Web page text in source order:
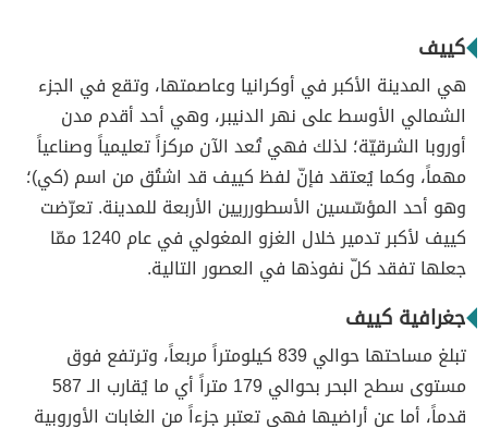
كييف
هي المدينة الأكبر في أوكرانيا وعاصمتها، وتقع في الجزء
الشمالي الأوسط على نهر الدنيبر، وهي أحد أقدم مدن
أوروبا الشرقيّة؛ لذلك فهي تُعد الآن مركزاً تعليمياً وصناعياً
مهماً، وكما يُعتقد فإنّ لفظ كييف قد اشتُق من اسم (كي)؛
وهو أحد المؤسّسين الأسطورريين الأربعة للمدينة. تعرّضت
كييف لأكبر تدمير خلال الغزو المغولي في عام 1240 ممّا
جعلها تفقد كلّ نفوذها في العصور التالية.
جغرافية كييف
تبلغ مساحتها حوالي 839 كيلومتراً مربعاً، وترتفع فوق
مستوى سطح البحر بحوالي 179 متراً أي ما يُقارب الـ 587
قدماً، أما عن أراضيها فهي تعتبر جزءاً من الغابات الأوروبية